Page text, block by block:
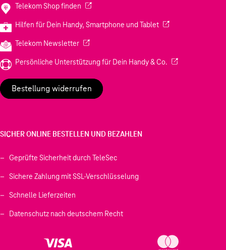
Telekom Shop finden (Wird in einem neuen Tab geöffnet)
Hilfen für Dein Handy, Smartphone und Tablet(Wird in einem
Telekom Newsletter(Wird in einem neuen Tab geöffnet)
Persönliche Unterstützung für Dein Handy & Co. (Wird in einem
Bestellung widerrufen
SICHER ONLINE BESTELLEN UND BEZAHLEN
Geprüfte Sicherheit durch TeleSec
Sichere Zahlung mit SSL-Verschlüsselung
Schnelle Lieferzeiten
Datenschutz nach deutschem Recht